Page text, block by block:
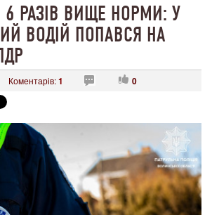
РАЗІВ ВИЩЕ НОРМИ: У
ВОДІЙ ПОПАВСЯ НА
Коментарів:1 0